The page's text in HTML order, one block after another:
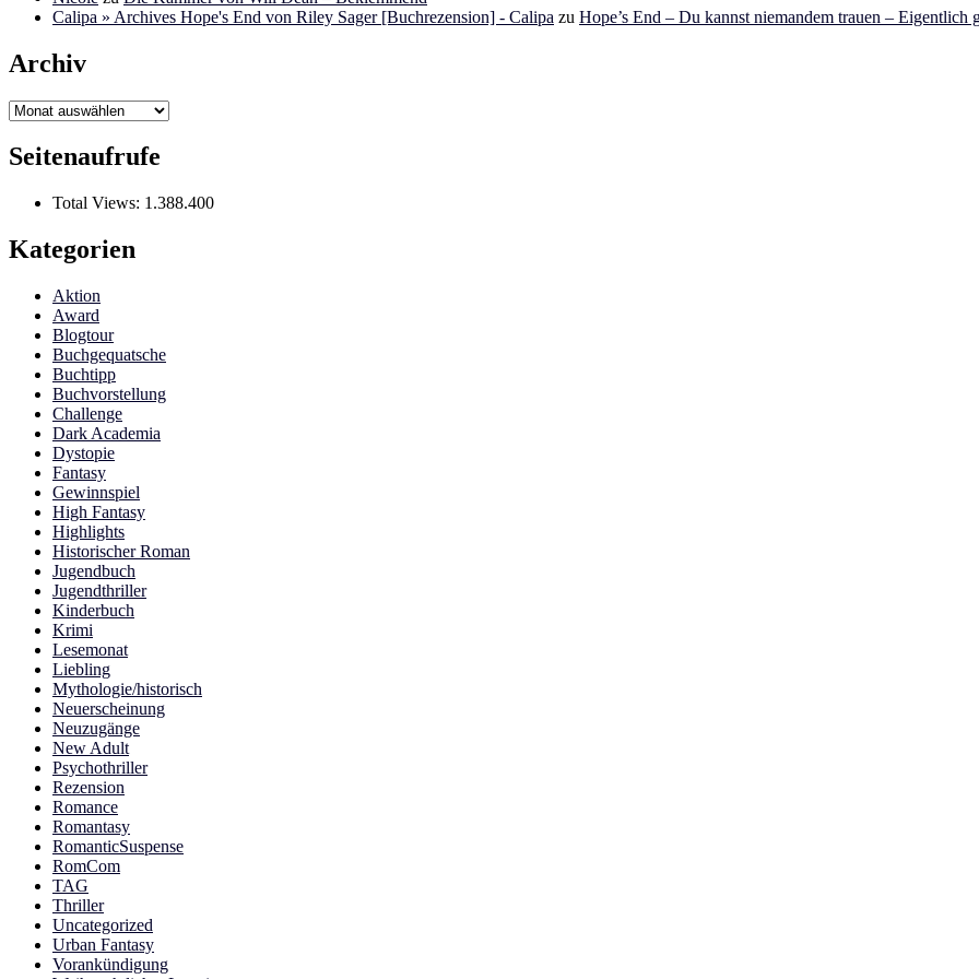
Calipa » Archives Hope's End von Riley Sager [Buchrezension] - Calipa zu Hope’s End – Du kannst niemandem trauen – Eigentlich
Archiv
Archiv
Seitenaufrufe
Total Views: 1.388.400
Kategorien
Aktion
Award
Blogtour
Buchgequatsche
Buchtipp
Buchvorstellung
Challenge
Dark Academia
Dystopie
Fantasy
Gewinnspiel
High Fantasy
Highlights
Historischer Roman
Jugendbuch
Jugendthriller
Kinderbuch
Krimi
Lesemonat
Liebling
Mythologie/historisch
Neuerscheinung
Neuzugänge
New Adult
Psychothriller
Rezension
Romance
Romantasy
RomanticSuspense
RomCom
TAG
Thriller
Uncategorized
Urban Fantasy
Vorankündigung